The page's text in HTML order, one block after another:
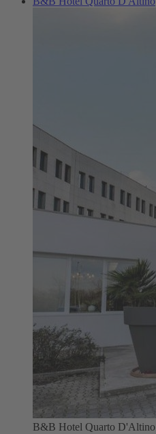
B&B Hotel Quarto D'Altino